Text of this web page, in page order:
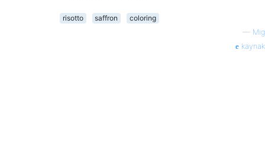
risotto saffron
coloring
— Mig
kaynak